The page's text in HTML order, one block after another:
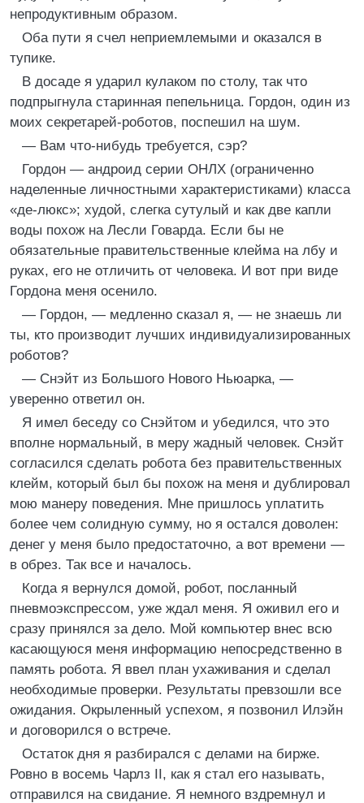
непродуктивным образом.
Оба пути я счел неприемлемыми и оказался в
тупике.
В досаде я ударил кулаком по столу, так что
подпрыгнула старинная пепельница. Гордон, один из
моих секретарей-роботов, поспешил на шум.
— Вам что-нибудь требуется, сэр?
Гордон — андроид серии ОНЛХ (ограниченно
наделенные личностными характеристиками) класса
«де-люкс»; худой, слегка сутулый и как две капли
воды похож на Лесли Говарда. Если бы не
обязательные правительственные клейма на лбу и
руках, его не отличить от человека. И вот при виде
Гордона меня осенило.
— Гордон, — медленно сказал я, — не знаешь ли
ты, кто производит лучших индивидуализированных
роботов?
— Снэйт из Большого Нового Ньюарка, —
уверенно ответил он.
Я имел беседу со Снэйтом и убедился, что это
вполне нормальный, в меру жадный человек. Снэйт
согласился сделать робота без правительственных
клейм, который был бы похож на меня и дублировал
мою манеру поведения. Мне пришлось уплатить
более чем солидную сумму, но я остался доволен:
денег у меня было предостаточно, а вот времени —
в обрез. Так все и началось.
Когда я вернулся домой, робот, посланный
пневмоэкспрессом, уже ждал меня. Я оживил его и
сразу принялся за дело. Мой компьютер внес всю
касающуюся меня информацию непосредственно в
память робота. Я ввел план ухаживания и сделал
необходимые проверки. Результаты превзошли все
ожидания. Окрыленный успехом, я позвонил Илэйн
и договорился о встрече.
Остаток дня я разбирался с делами на бирже.
Ровно в восемь Чарлз II, как я стал его называть,
отправился на свидание. Я немного вздремнул и